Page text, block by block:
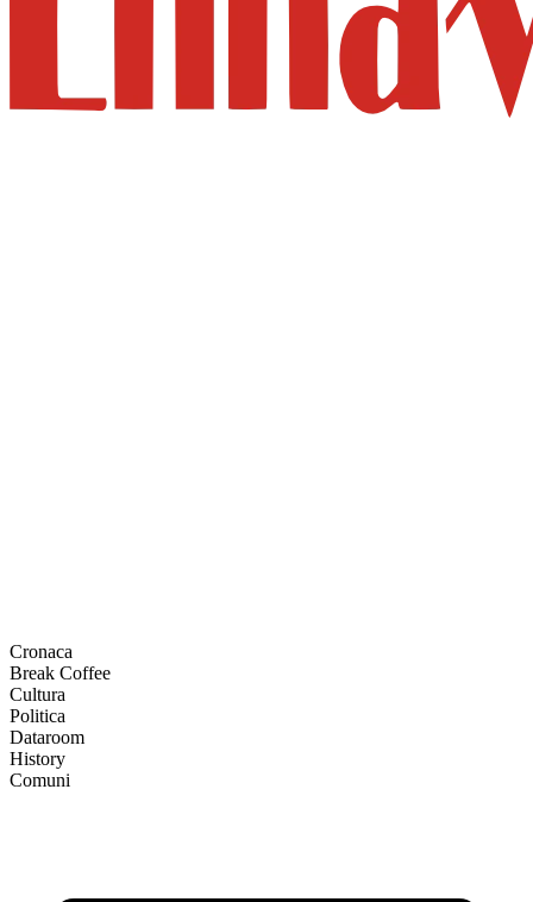
Cronaca
Break Coffee
Cultura
Politica
Dataroom
History
Comuni